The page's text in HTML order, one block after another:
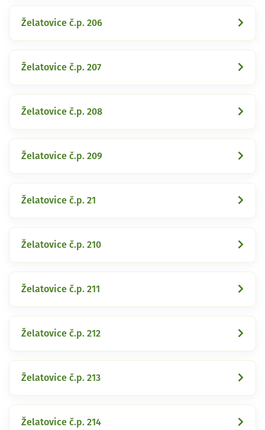
Želatovice č.p. 206
Želatovice č.p. 207
Želatovice č.p. 208
Želatovice č.p. 209
Želatovice č.p. 21
Želatovice č.p. 210
Želatovice č.p. 211
Želatovice č.p. 212
Želatovice č.p. 213
Želatovice č.p. 214